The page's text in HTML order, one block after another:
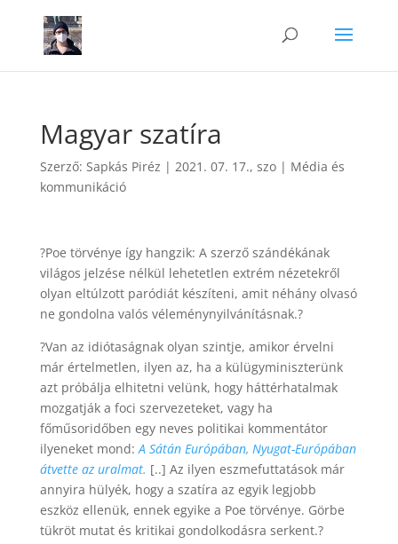
Magyar szatíra
Szerző: Sapkás Piréz | 2021. 07. 17., szo| Média és
kommunikáció
?Poe törvénye így hangzik: A szerző szándékának
világos jelzése nélkül lehetetlen extrém nézetekről
olyan eltúlzott paródiát készíteni, amit néhány olvasó
ne gondolna valós véleménynyilvánításnak.?
?Van az idiótaságnak olyan szintje, amikor érvelni
már értelmetlen, ilyen az, ha a külügyminiszterünk
azt próbálja elhitetni velünk, hogy háttérhatalmak
mozgatják a foci szervezeteket, vagy ha
főműsoridőben egy neves politikai kommentátor
ilyeneket mond:A Sátán Európában, Nyugat-Európában
átvette az uralmat. [..] Az ilyen eszmefuttatások már
annyira hülyék, hogy a szatíra az egyik legjobb
eszköz ellenük, ennek egyike a Poe törvénye. Görbe
tükröt mutat és kritikai gondolkodásra serkent.?